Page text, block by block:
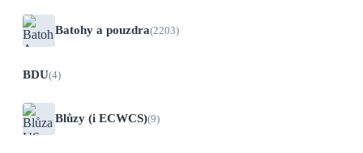
Batohy a pouzdra(2203)
BDU(4)
Blůzy (i ECWCS)(9)